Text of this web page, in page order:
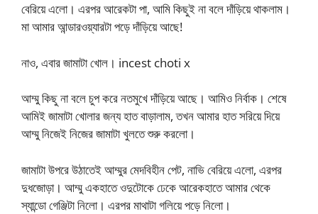
বেরিয়ে এলো। এরপর আরেকটা পা, আমি কিছুই না বলে দাঁড়িয়ে থাকলাম।
মা আমার আন্ডারওয়্যারটা পড়ে দাঁড়িয়ে আছে!
নাও, এবার জামাটা খোল। incest choti x
আম্মু কিছু না বলে চুপ করে নতমুখে দাঁড়িয়ে আছে। আমিও নির্বাক। শেষে
আমিই জামাটা খোলার জন্য হাত বাড়ালাম, তখন আমার হাত সরিয়ে দিয়ে
আম্মু নিজেই নিজের জামাটা খুলতে শুরু করলো।
জামাটা উপরে উঠাতেই আম্মুর মেদবিহীন পেট, নাভি বেরিয়ে এলো, এরপর
দুধজোড়া। আম্মু একহাতে ওদুটোকে ঢেকে আরেকহাতে আমার থেকে
স্যান্ডো গেঞ্জিটা নিলো। এরপর মাথাটা গলিয়ে পড়ে নিলো।